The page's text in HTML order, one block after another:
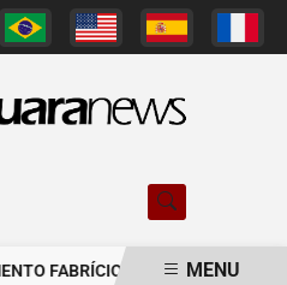
FABRÍCIO AUGUSTO FERREIRA
MENU